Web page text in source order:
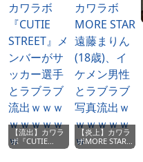
【流出】カワラ
ボ『CUTIE
STREET』メン
【炎上】カワラ
ボMORE STAR
遠藤まりん(18